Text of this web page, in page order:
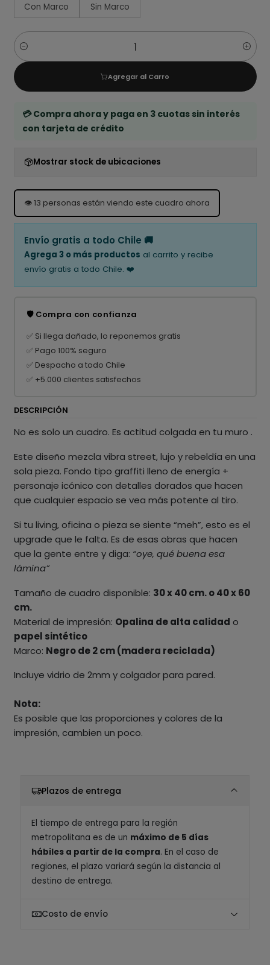
Con Marco Sin Marco
Cantidad
Agregar al Carro
💳 Compra ahora y paga en 3 cuotas sin interés
con tarjeta de crédito
Mostrar stock de ubicaciones
👁️13 personas están viendo este cuadro ahora
Envío gratis a todo Chile 🚚
Agrega 3 o más productos al carrito y recibe
envío gratis a todo Chile. ❤️
🛡️ Compra con confianza
✅ Si llega dañado, lo reponemos gratis
✅ Pago 100% seguro
✅ Despacho a todo Chile
✅ +5.000 clientes satisfechos
DESCRIPCIÓN
No es solo un cuadro. Es actitud colgada en tu muro .
Este diseño mezcla vibra street, lujo y rebeldía en una
sola pieza. Fondo tipo graffiti lleno de energía +
personaje icónico con detalles dorados que hacen
que cualquier espacio se vea más potente al tiro.
Si tu living, oficina o pieza se siente “meh”, esto es el
upgrade que le falta. Es de esas obras que hacen
que la gente entre y diga: “oye, qué buena esa
lámina”
Tamaño de cuadro disponible: 30 x 40 cm. o 40 x 60
cm.
Material de impresión: Opalina de alta calidad o
papel sintético
Marco: Negro de 2 cm (madera reciclada)
Incluye vidrio de 2mm y colgador para pared.
Nota:
Es posible que las proporciones y colores de la
impresión, cambien un poco.
Plazos de entrega
El tiempo de entrega para la región
metropolitana es de un máximo de 5 días
hábiles a partir de la compra. En el caso de
regiones, el plazo variará según la distancia al
destino de entrega.
Costo de envío